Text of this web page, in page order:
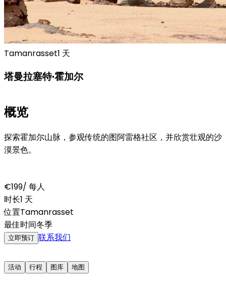
Tamanrasset1 天
塔曼拉塞特·霍加尔
概览
探索霍加尔山脉，参观传统的图阿雷格社区，并欣赏壮观的沙
漠景色。
€199/ 每人
时长1 天
位置Tamanrasset
最佳时间冬季
立即预订 联系我们
活动 行程 图库 地图